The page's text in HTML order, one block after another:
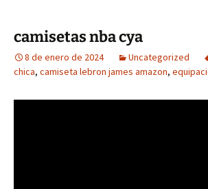
camisetas nba cya
8 de enero de 2024 Uncategorized
chica, camiseta lebron james amazon,